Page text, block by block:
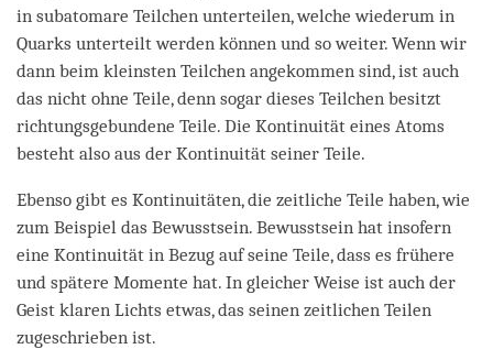
in subatomare Teilchen unterteilen, welche wiederum in
Quarks unterteilt werden können und so weiter. Wenn wir
dann beim kleinsten Teilchen angekommen sind, ist auch
das nicht ohne Teile, denn sogar dieses Teilchen besitzt
richtungsgebundene Teile. Die Kontinuität eines Atoms
besteht also aus der Kontinuität seiner Teile.
Ebenso gibt es Kontinuitäten, die zeitliche Teile haben, wie
zum Beispiel das Bewusstsein. Bewusstsein hat insofern
eine Kontinuität in Bezug auf seine Teile, dass es frühere
und spätere Momente hat. In gleicher Weise ist auch der
Geist klaren Lichts etwas, das seinen zeitlichen Teilen
zugeschrieben ist.